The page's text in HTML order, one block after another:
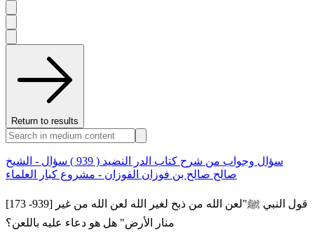
Return to results
سؤال وجواب من شرح كتاب الدر النضيد ( 939 ) سؤال - الشيخ
صالح صالح بن فوزان الفوزان - مشروع كبار العلماء
[173 -939] قول النبي ﷺ"لعن الله من ذبح لغير الله لعن الله من غير
منار الأرض" هل هو دعاء عليه باللعن؟